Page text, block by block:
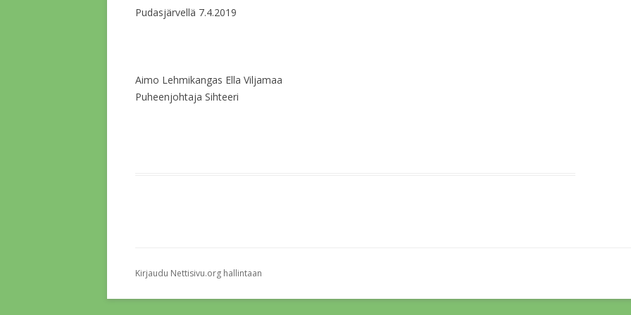
HALLITUKSEN
HALLITUKSEN
HALLITUKSEN
HALLITUKSEN
Pudasjärvellä 7.4.2019
Aimo Lehmikangas Ella Viljamaa
Puheenjohtaja Sihteeri
Kirjaudu Nettisivu.org hallintaan